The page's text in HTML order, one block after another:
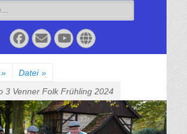
Facebook
EmailYouTube
Website
» Datei »
3 Venner Folk Frühling 2024